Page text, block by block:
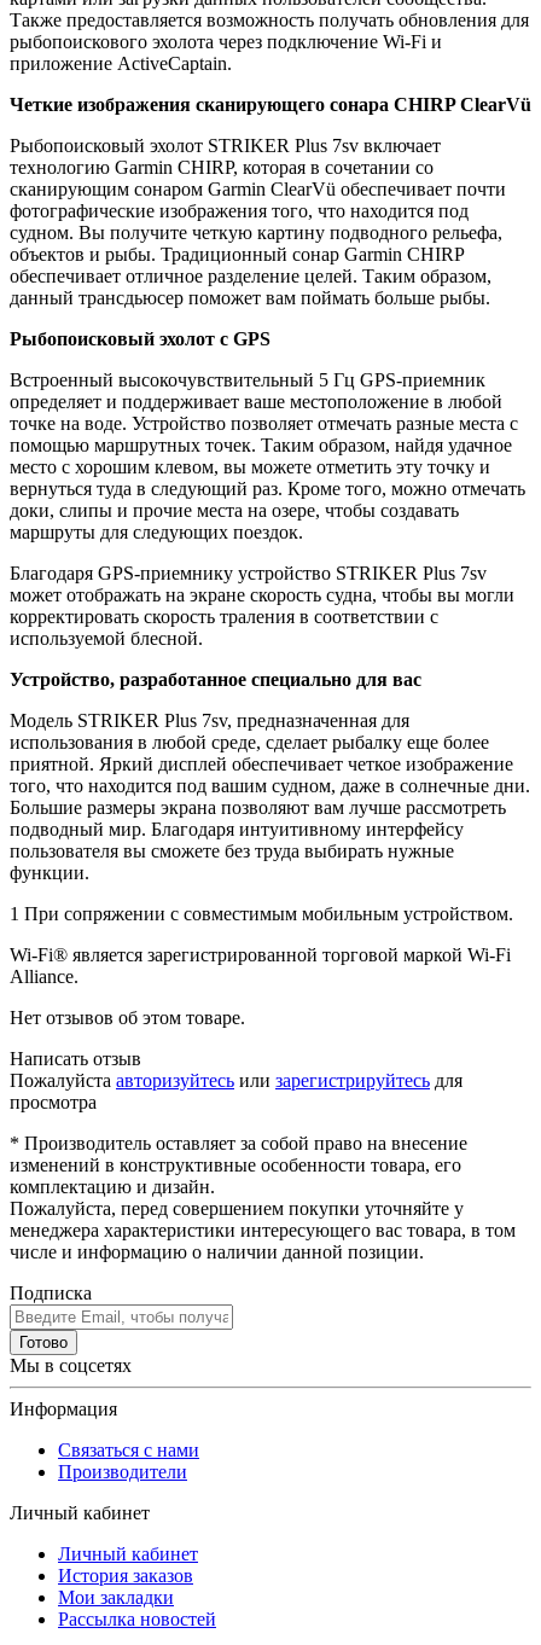
Также предоставляется возможность получать обновления для
рыбопоискового эхолота через подключение Wi-Fi и
приложение ActiveCaptain.
Четкие изображения сканирующего сонара CHIRP ClearVü
Рыбопоисковый эхолот STRIKER Plus 7sv включает
технологию Garmin CHIRP, которая в сочетании со
сканирующим сонаром Garmin ClearVü обеспечивает почти
фотографические изображения того, что находится под
судном. Вы получите четкую картину подводного рельефа,
объектов и рыбы. Традиционный сонар Garmin CHIRP
обеспечивает отличное разделение целей. Таким образом,
данный трансдьюсер поможет вам поймать больше рыбы.
Рыбопоисковый эхолот с GPS
Встроенный высокочувствительный 5 Гц GPS-приемник
определяет и поддерживает ваше местоположение в любой
точке на воде. Устройство позволяет отмечать разные места с
помощью маршрутных точек. Таким образом, найдя удачное
место с хорошим клевом, вы можете отметить эту точку и
вернуться туда в следующий раз. Кроме того, можно отмечать
доки, слипы и прочие места на озере, чтобы создавать
маршруты для следующих поездок.
Благодаря GPS-приемнику устройство STRIKER Plus 7sv
может отображать на экране скорость судна, чтобы вы могли
корректировать скорость траления в соответствии с
используемой блесной.
Устройство, разработанное специально для вас
Модель STRIKER Plus 7sv, предназначенная для
использования в любой среде, сделает рыбалку еще более
приятной. Яркий дисплей обеспечивает четкое изображение
того, что находится под вашим судном, даже в солнечные дни.
Большие размеры экрана позволяют вам лучше рассмотреть
подводный мир. Благодаря интуитивному интерфейсу
пользователя вы сможете без труда выбирать нужные
функции.
1 При сопряжении с совместимым мобильным устройством.
Wi-Fi® является зарегистрированной торговой маркой Wi-Fi
Alliance.
Нет отзывов об этом товаре.
Написать отзыв
Пожалуйста авторизуйтесь или зарегистрируйтесь для
просмотра
* Производитель оставляет за собой право на внесение
изменений в конструктивные особенности товара, его
комплектацию и дизайн.
Пожалуйста, перед совершением покупки уточняйте у
менеджера характеристики интересующего вас товара, в том
числе и информацию о наличии данной позиции.
Подписка
Готово
Мы в соцсетях
Информация
Связаться с нами
Производители
Личный кабинет
Личный кабинет
История заказов
Мои закладки
Рассылка новостей